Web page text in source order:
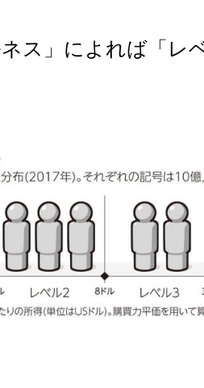
ネス」によれば「レ